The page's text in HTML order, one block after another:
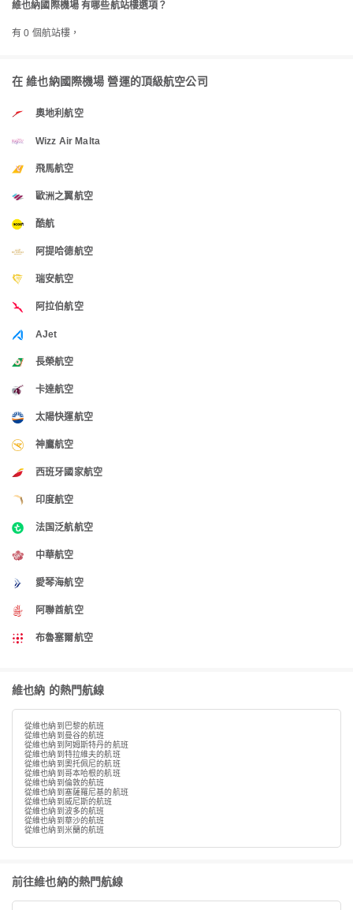
維也納國際機場 有哪些航站樓選項？
有 0 個航站樓，
在 維也納國際機場 營運的頂級航空公司
奧地利航空
Wizz Air Malta
飛馬航空
歐洲之翼航空
酷航
阿提哈德航空
瑞安航空
阿拉伯航空
AJet
長榮航空
卡達航空
太陽快運航空
神鷹航空
西班牙國家航空
印度航空
法国泛航航空
中華航空
愛琴海航空
阿聯酋航空
布魯塞爾航空
維也納 的熱門航線
從維也納到巴黎的航班
從維也納到曼谷的航班
從維也納到阿姆斯特丹的航班
從維也納到特拉維夫的航班
從維也納到奧托佩尼的航班
從維也納到哥本哈根的航班
從維也納到倫敦的航班
從維也納到塞薩羅尼基的航班
從維也納到威尼斯的航班
從維也納到波多的航班
從維也納到華沙的航班
從維也納到米蘭的航班
前往維也納的熱門航線